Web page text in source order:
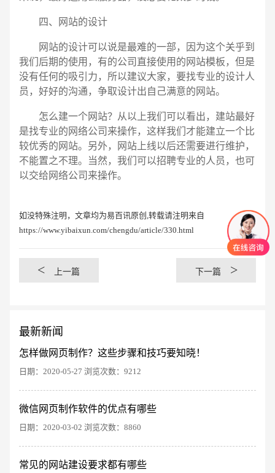
四、网站的设计
网站的设计可以说是最难的一部，因为这个关乎到
我们后期的使用，有的公司直接使用的网站模板，但是
没有任何的吸引力，所以建议大家，要找专业的设计人
员，好好的沟通，争取设计出自己满意的网站。
怎么建一个网站？从以上我们可以看出，建站最好
是找专业的网络公司来操作，这样我们才能建立一个比
较优秀的网站。另外，网站上线以后还需要进行维护，
不能置之不理。当然，我们可以招聘专业的人员，也可
以交给网络公司来操作。
如没特殊注明，文章均为易百讯原创,转载请注明来自
https://www.yibaixun.com/chengdu/article/330.html
< 上一篇 下一篇 >
最新新闻
怎样做网页制作？这些步骤和技巧要知晓！
日期：2020-05-27 浏览次数：9212
微信网页制作软件的优点有哪些
日期：2020-03-02 浏览次数：8860
常见的网站建设要求都有哪些
创意品牌型网站 · 标准企业官网建设